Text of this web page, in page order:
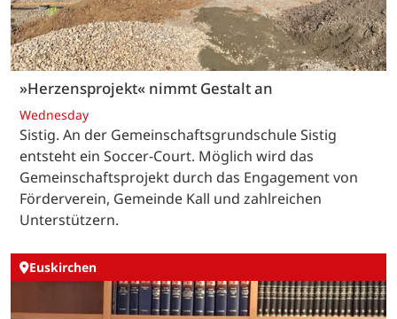
»Herzensprojekt« nimmt Gestalt an
Wednesday
Sistig. An der Gemeinschaftsgrundschule Sistig
entsteht ein Soccer-Court. Möglich wird das
Gemeinschaftsprojekt durch das Engagement von
Förderverein, Gemeinde Kall und zahlreichen
Unterstützern.
Euskirchen